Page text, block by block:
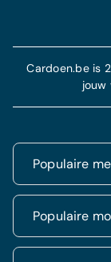
Populaire
Renault
Dacia
Populaire
Cardoen.be is
jouw